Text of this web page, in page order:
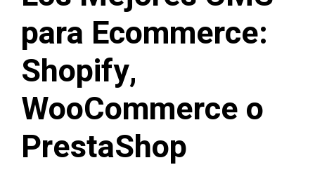
para Ecommerce:
Shopify,
WooCommerce o
PrestaShop